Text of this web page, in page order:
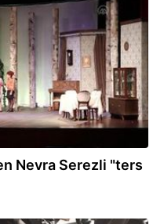
Nevra Serezli "ters